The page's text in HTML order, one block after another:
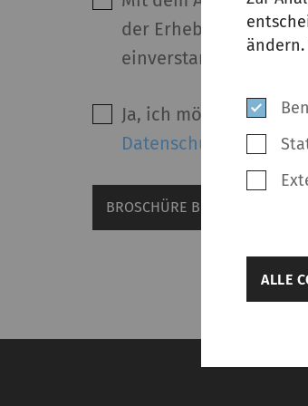
der Erhebung,
einverstanden.
*
Ja, ich möchte
Datenschutzerklärung.
BROSCHÜRE BESTELLEN
ALLE